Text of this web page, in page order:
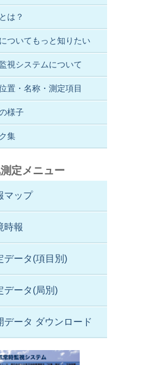
は？
ついてもっと知りたい
視システムについて
置・名称・測定項目
様子
集
定メニュー
マップ
時報
データ(項目別)
データ(局別)
データ ダウンロード